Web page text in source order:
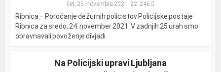
čet, 25. novembra 2021 246
Ribnica – Poročanje dežurnih policistov Policijske postaje
Ribnica za sredo, 24. november 2021: V zadnjih 25 urah smo
obravnavali povoženje divjadi.
Na Policijski upravi Ljubljana